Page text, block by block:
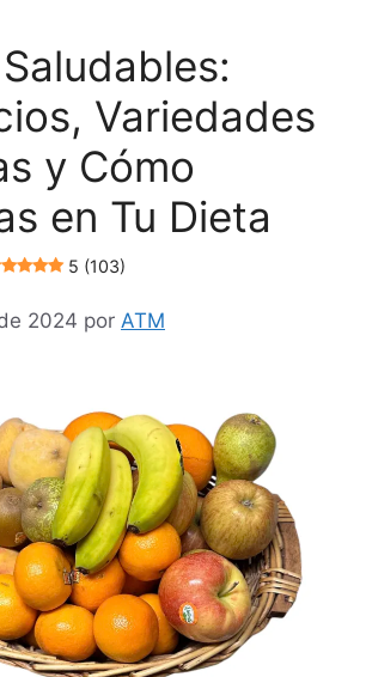
Variedades
y Cómo
en Tu Dieta
5 (103)
2024 por ATM